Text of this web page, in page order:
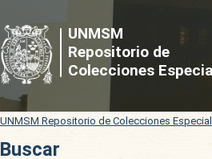
UNMSM
Repositorio de
Colecciones
Buscar
UNMSM Repositorio de Colecciones
Buscar